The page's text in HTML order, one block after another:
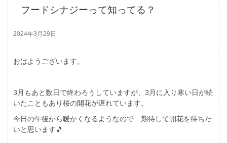
フードシナジーって知ってる？
2024年3月29日
おはようございます。
3月もあと数日で終わろうしていますが、3月に入り寒い日が続
いたこともあり桜の開花が遅れています。
今日の午後から暖かくなるようなので…期待して開花を待ちた
いと思います🎵